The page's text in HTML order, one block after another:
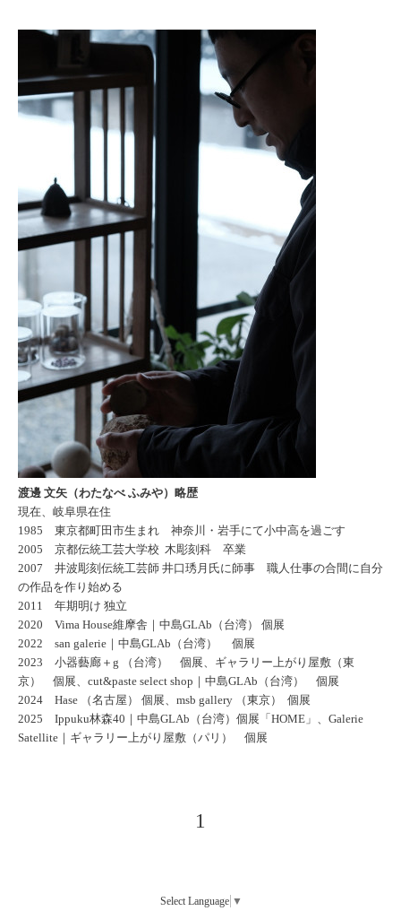
渡邊 文矢（わたなべ ふみや）略歴
現在、岐阜県在住
1985 東京都町田市生まれ 神奈川・岩手にて小中高を過ごす
2005 京都伝統工芸大学校 木彫刻科 卒業
2007 井波彫刻伝統工芸師 井口琇月氏に師事 職人仕事の合間に自分
の作品を作り始める
2011 年期明け 独立
2020 Vima House維摩舎｜中島GLAb（台湾） 個展
2022 san galerie｜中島GLAb（台湾） 個展
2023 小器藝廊＋g （台湾） 個展、ギャラリー上がり屋敷（東
京） 個展、cut&paste select shop｜中島GLAb（台湾） 個展
2024 Hase （名古屋） 個展、msb gallery （東京） 個展
2025 Ippuku林森40｜中島GLAb（台湾）個展「HOME」、Galerie
Satellite｜ギャラリー上がり屋敷（パリ） 個展
1
Select Language ▼